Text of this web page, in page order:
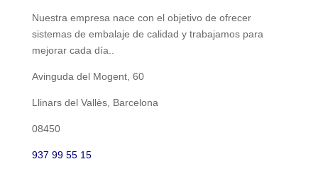
Nuestra empresa nace con el objetivo de ofrecer
sistemas de embalaje de calidad y trabajamos para
mejorar cada día..
Avinguda del Mogent, 60
Llinars del Vallès, Barcelona
08450
937 99 55 15